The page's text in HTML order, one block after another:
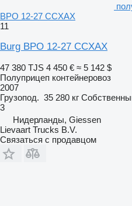
BPO 12-27 CCXAX
11
Burg BPO 12-27 CCXAX
47 380 TJS 4 450 € ≈ 5 142 $
Полуприцеп контейнеровоз
2007
Грузопод. 35 280 кг
3
Нидерланды, Giessen
Lievaart Trucks B.V.
Связаться с продавцом